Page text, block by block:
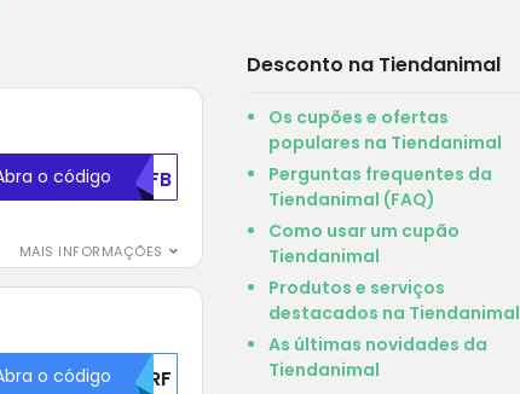
MAIS INFORMAÇÕES
o código NTFB
o código NKRF
Desconto na Tiendanimal
Os cupões e ofertas
populares na Tiendanimal
Perguntas frequentes da
Tiendanimal (FAQ)
Como usar um cupão
Tiendanimal
Produtos e serviços
destacados na Tiendanimal
As últimas novidades da
Tiendanimal